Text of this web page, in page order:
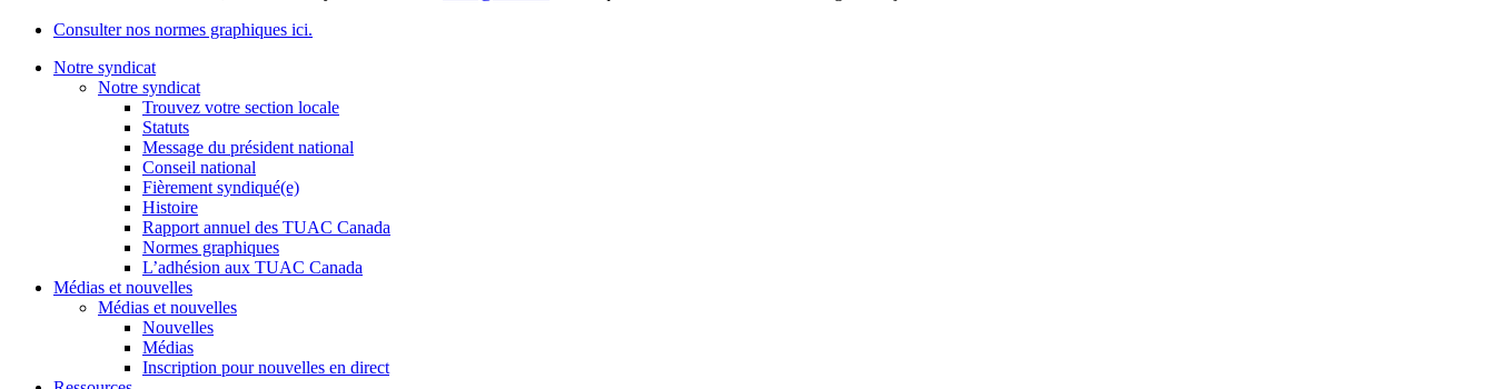
Consulter nos normes graphiques ici.
Notre syndicat
Notre syndicat
Trouvez votre section locale
Statuts
Message du président national
Conseil national
Fièrement syndiqué(e)
Histoire
Rapport annuel des TUAC Canada
Normes graphiques
L’adhésion aux TUAC Canada
Médias et nouvelles
Médias et nouvelles
Nouvelles
Médias
Inscription pour nouvelles en direct